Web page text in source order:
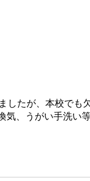
したが、本校でも
気、うがい手洗い